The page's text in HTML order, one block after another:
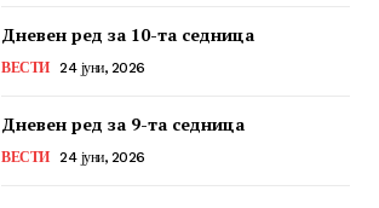
Дневен ред за 10-та седница
ВЕСТИ 24 јуни, 2026
Дневен ред за 9-та седница
ВЕСТИ 24 јуни, 2026